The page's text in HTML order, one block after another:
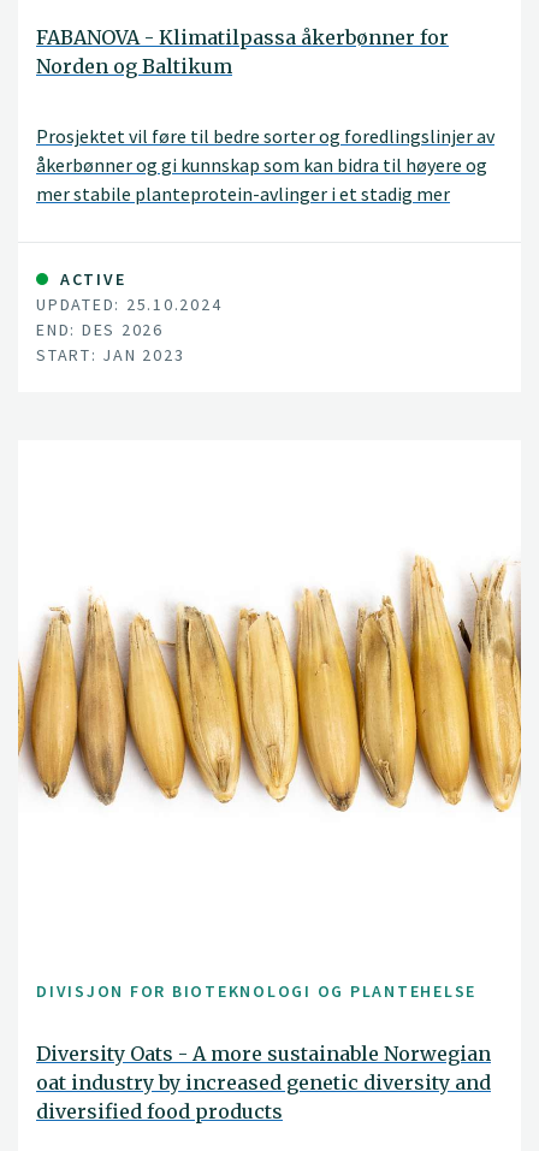
FABANOVA - Klimatilpassa åkerbønner for
Norden og Baltikum
Prosjektet vil føre til bedre sorter og foredlingslinjer av
åkerbønner og gi kunnskap som kan bidra til høyere og
mer stabile planteprotein-avlinger i et stadig mer
varslingstjenester for sjokoladeflekk der målet er å
kunne hjelpe produsenter til mer effektiv
sjukdomsbekjempelse.
ACTIVE
UPDATED: 25.10.2024
END: DES 2026
START: JAN 2023
DIVISJON FOR BIOTEKNOLOGI OG PLANTEHELSE
Diversity Oats - A more sustainable Norwegian
oat industry by increased genetic diversity and
diversified food products